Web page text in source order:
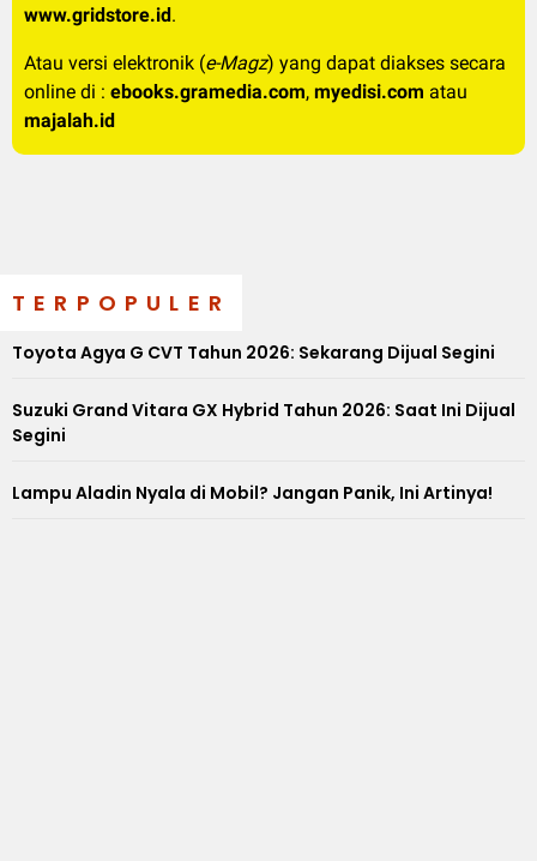
www.gridstore.id.
Atau versi elektronik (e-Magz) yang dapat diakses secara
online di : ebooks.gramedia.com, myedisi.com atau
majalah.id
TERPOPULER
Toyota Agya G CVT Tahun 2026: Sekarang Dijual Segini
Suzuki Grand Vitara GX Hybrid Tahun 2026: Saat Ini Dijual
Segini
Lampu Aladin Nyala di Mobil? Jangan Panik, Ini Artinya!